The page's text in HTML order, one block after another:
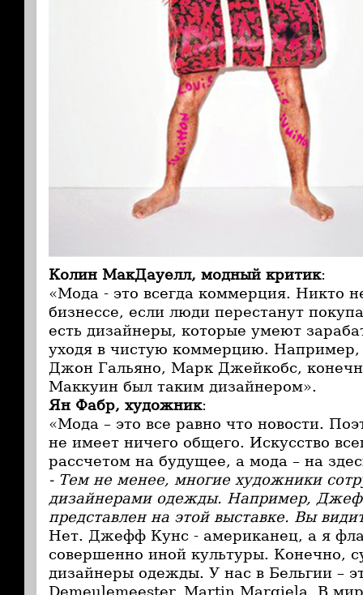
Колин МакДауелл, модный критик:
«Мода - это всегда коммерция. Никто
бизнессе, если люди перестанут
есть дизайнеры, которые умеют
уходя в чистую коммерцию. Например,
Джон Гальяно, Марк Джейкобс,
Маккуин был таким дизайнером».
Ян Фабр, художник:
«Мода – это все равно что новости.
не имеет ничего общего. Искусство
рассчетом на будущее, а мода – на
- Тем не менее, многие художники
дизайнерами одежды. Например,
представлен на этой выставке. Вы
Нет. Джефф Кунс - американец, а я
совершенно иной культуры. Конечно,
дизайнеры одежды. У нас в Бельгии –